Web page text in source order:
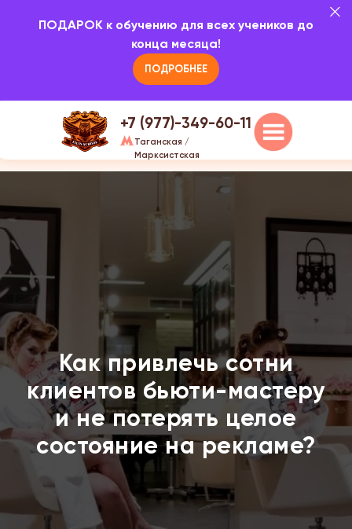
ПОДАРОК к обучению для всех учеников до
конца месяца!
ПОДРОБНЕЕ
Таганская /
Марксистская
г.Москва, ул. Марксистская, д
20/1, 3 этаж
Наши курсы
+7 (977)-349-60-11
Как привлечь сотни
клиентов бьюти-мастеру
и не потерять целое
состояние на рекламе?